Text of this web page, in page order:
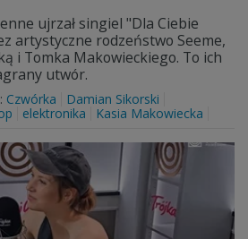
ujrzał singiel "Dla Ciebie
artystyczne rodzeństwo Seeme,
i Tomka Makowieckiego. To ich
utwór.
Czwórka
Damian Sikorski
elektronika Kasia Makowiecka